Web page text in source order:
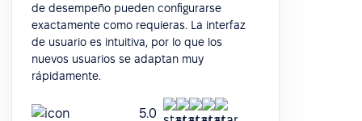
de desempeño pueden configurarse
exactamente como requieras. La interfaz
de usuario es intuitiva, por lo que los
nuevos usuarios se adaptan muy
rápidamente.
5.0